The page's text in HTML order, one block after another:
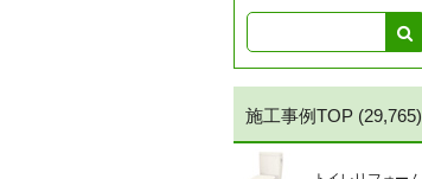
施工事例TOP (29,765)